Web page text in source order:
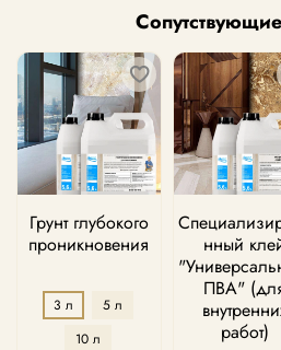
Грунт глубокого
проникновения
3 л
5 л
10 л
нный
ПВА"
работ)